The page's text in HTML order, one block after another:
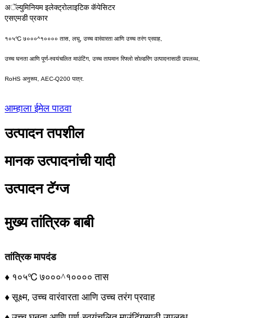
अॅल्युमिनियम इलेक्ट्रोलाइटिक कॅपेसिटर
एसएमडी प्रकार
१०५℃ ७०००^१०००० तास, लघु, उच्च वारंवारता आणि उच्च तरंग प्रवाह,
उच्च घनता आणि पूर्ण-स्वयंचलित माउंटिंग, उच्च तापमान रिफ्लो सोल्डरिंग उत्पादनासाठी उपलब्ध,
RoHS अनुरूप, AEC-Q200 पात्र.
आम्हाला ईमेल पाठवा
उत्पादन तपशील
मानक उत्पादनांची यादी
उत्पादन टॅग्ज
मुख्य तांत्रिक बाबी
तांत्रिक मापदंड
♦ १०५℃ ७०००^१०००० तास
♦ सूक्ष्म, उच्च वारंवारता आणि उच्च तरंग प्रवाह